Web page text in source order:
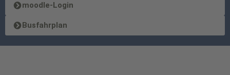
moodle-Login
Busfahrplan